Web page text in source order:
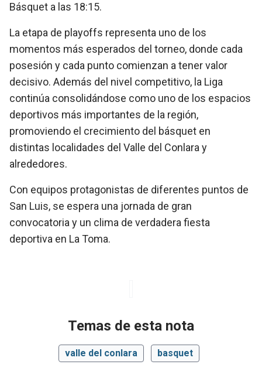
Básquet a las 18:15.
La etapa de playoffs representa uno de los
momentos más esperados del torneo, donde cada
posesión y cada punto comienzan a tener valor
decisivo. Además del nivel competitivo, la Liga
continúa consolidándose como uno de los espacios
deportivos más importantes de la región,
promoviendo el crecimiento del básquet en
distintas localidades del Valle del Conlara y
alrededores.
Con equipos protagonistas de diferentes puntos de
San Luis, se espera una jornada de gran
convocatoria y un clima de verdadera fiesta
deportiva en La Toma.
Temas de esta nota
valle del conlara basquet